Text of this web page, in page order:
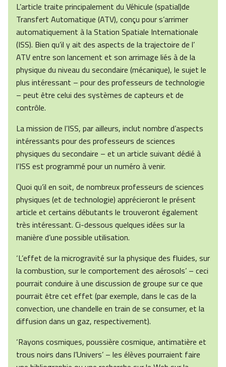
L’article traite principalement du Véhicule (spatial)de
Transfert Automatique (ATV), conçu pour s’arrimer
automatiquement à la Station Spatiale Internationale
(ISS). Bien qu’il y ait des aspects de la trajectoire de l’
ATV entre son lancement et son arrimage liés à de la
physique du niveau du secondaire (mécanique), le sujet le
plus intéressant – pour des professeurs de technologie
– peut être celui des systèmes de capteurs et de
contrôle.
La mission de l’ISS, par ailleurs, inclut nombre d’aspects
intéressants pour des professeurs de sciences
physiques du secondaire – et un article suivant dédié à
l’ISS est programmé pour un numéro à venir.
Quoi qu’il en soit, de nombreux professeurs de sciences
physiques (et de technologie) apprécieront le présent
article et certains débutants le trouveront également
très intéressant. Ci-dessous quelques idées sur la
manière d’une possible utilisation.
‘L’effet de la microgravité sur la physique des fluides, sur
la combustion, sur le comportement des aérosols’ – ceci
pourrait conduire à une discussion de groupe sur ce que
pourrait être cet effet (par exemple, dans le cas de la
convection, une chandelle en train de se consumer, et la
diffusion dans un gaz, respectivement).
‘Rayons cosmiques, poussière cosmique, antimatière et
trous noirs dans l’Univers’ – les élèves pourraient faire